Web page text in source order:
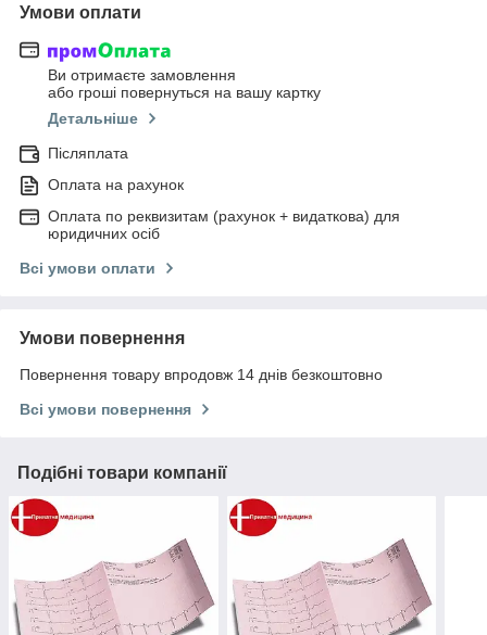
Умови оплати
Ви отримаєте замовлення
або гроші повернуться на вашу картку
Детальніше
Післяплата
Оплата на рахунок
Оплата по реквизитам (рахунок + видаткова) для
юридичних осіб
Всі умови оплати
Умови повернення
Повернення товару впродовж 14 днів безкоштовно
Всі умови повернення
Подібні товари компанії